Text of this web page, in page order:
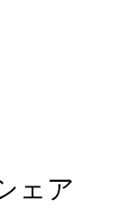
ェア